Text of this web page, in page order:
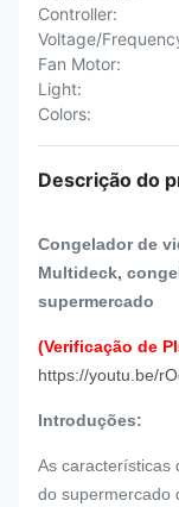
Controller:
Voltage/
Fan Motor:
Light:
Colors:
Descrição do
Congelador de
Multideck,
supermercado
(Verificação de
https://youtu.be/
Introduções:
As características
do supermercado